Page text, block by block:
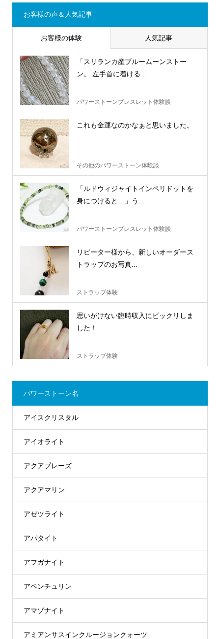
お客様の声＆人気記事
お客様の体験 人気記事
「スリランカ産ブルームーンストー
ン。 左手首に着ける...
パワーストーンブレスレット体験談
これも金運なのかなぁと思いました。
その他のパワーストーン体験談
「ルドウィジャイトインペリドットを
身につけると…」う...
パワーストーンブレスレット体験談
リピーター様から、新しいオーダース
トラップのお写真...
ストラップ体験
思いがけない臨時収入にビックリしま
した！
ストラップ体験
パワーストーン名
アイスクリスタル
アイオライト
アクアプレーズ
アクアマリン
アゼツライト
アパタイト
アフガナイト
アベンチュリン
アマゾナイト
アミアンサスインクルージョンクォーツ